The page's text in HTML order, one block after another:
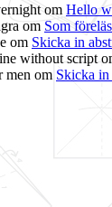
om Hello
om Som
om Skicka in
without script
men om Skicka in